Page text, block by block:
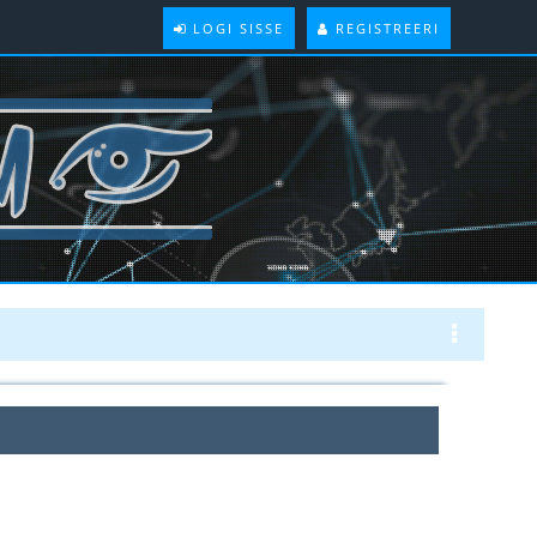
LOGI SISSE REGISTREERI